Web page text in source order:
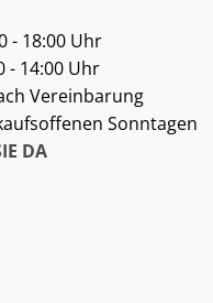
- 18:00 Uhr
14:00 Uhr
Vereinbarung
Sonntagen
DA